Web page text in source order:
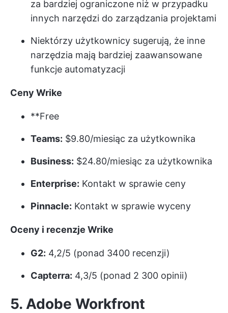
za bardziej ograniczone niż w przypadku
innych narzędzi do zarządzania projektami
Niektórzy użytkownicy sugerują, że inne
narzędzia mają bardziej zaawansowane
funkcje automatyzacji
Ceny Wrike
**Free
Teams: $9.80/miesiąc za użytkownika
Business: $24.80/miesiąc za użytkownika
Enterprise: Kontakt w sprawie ceny
Pinnacle: Kontakt w sprawie wyceny
Oceny i recenzje Wrike
G2: 4,2/5 (ponad 3400 recenzji)
Capterra: 4,3/5 (ponad 2 300 opinii)
5. Adobe Workfront